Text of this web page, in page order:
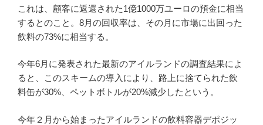
これは、顧客に返還された1億1000万ユーロの預金に相当
するとのこと。8月の回収率は、その月に市場に出回った
飲料の73%に相当する。
今年6月に発表された最新のアイルランドの調査結果によ
ると、このスキームの導入により、路上に捨てられた飲
料缶が30%、ペットボトルが20%減少したという。
今年２月から始まったアイルランドの飲料容器デポジッ